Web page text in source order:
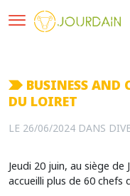
BUSINESS AND
DU LOIRET
LE 26/06/2024 DANS
Jeudi 20 juin, au siège de
accueilli plus de 60 chefs